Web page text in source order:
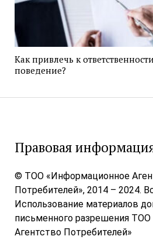
Как привлечь к
поведение?
Правовая
© ТОО «Информационное
Потребителей», 2014 – 2024.
Использование материалов
письменного разрешения
Агентство Потребителей»